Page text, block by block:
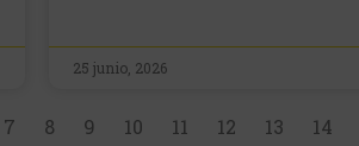
25 junio, 2026
7 8 9 10 11 12 13 14